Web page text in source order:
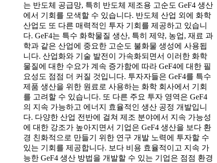
는 반도체 공급망, 특히 반도체 제조용 고순도 GeF4 생산
에서 기회를 모색할 수 있습니다. 반도체 산업 외에 화학
산업도 또 다른 매력적인 투자 기회를 제공하고 있습니
다. GeF4는 특수 화학물질 생산, 특히 제약, 농업, 재료 과
학과 같은 산업에 중요한 고순도 불화물 생성에 사용됩
니다. 산업화와 기술 발전이 가속화되면서 이러한 화학
물질에 대한 수요가 계속 증가함에 따라 GeF4에 대한 필
요성도 점점 더 커질 것입니다. 투자자들은 GeF4를 특수
제품 생산을 위한 원료로 사용하는 화학 회사에서 기회
를 고려할 수 있습니다. 또 다른 주요 투자 영역은 GeF4
의 지속 가능하고 에너지 효율적인 생산 공정 개발입니
다. 다양한 산업 전반에 걸쳐 제조 분야에서 지속 가능성
에 대한 강조가 높아지면서 기업은 GeF4 생산을 보다 환
경 친화적으로 만들기 위한 연구 개발 노력에 투자할 수
있는 기회를 제공합니다. 보다 비용 효율적이고 지속 가
능한 GeF4 생산 방법을 개발할 수 있는 기업은 점점 환경